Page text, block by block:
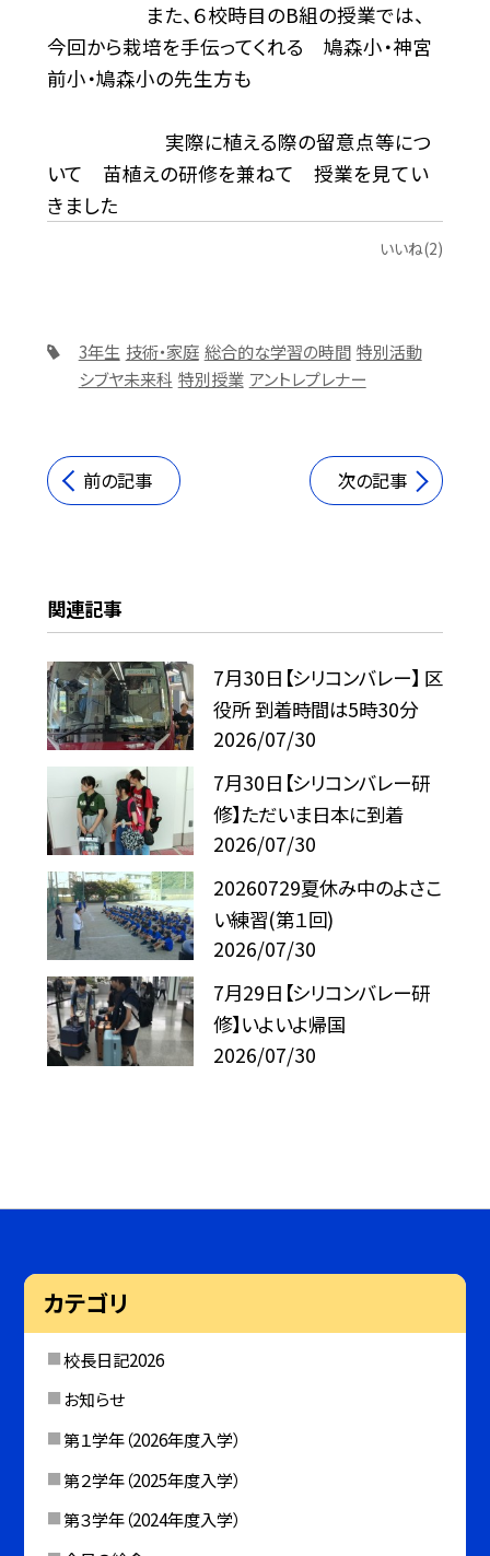
また、６校時目のB組の授業では、
今回から栽培を手伝ってくれる 鳩森小・神宮
前小・鳩森小の先生方も
実際に植える際の留意点等につ
いて 苗植えの研修を兼ねて 授業を見てい
きました
いいね(2)
3年生 技術・家庭 総合的な学習の時間 特別活動
シブヤ未来科 特別授業 アントレプレナー
前の記事 次の記事
関連記事
7月30日【シリコンバレー】 区
役所 到着時間は5時30分
2026/07/30
7月30日【シリコンバレー研
修】ただいま日本に到着
2026/07/30
20260729夏休み中のよさこ
い練習(第１回)
2026/07/30
7月29日【シリコンバレー研
修】いよいよ帰国
2026/07/30
カテゴリ
校長日記2026
お知らせ
第１学年（2026年度入学）
第２学年（2025年度入学）
第３学年（2024年度入学）